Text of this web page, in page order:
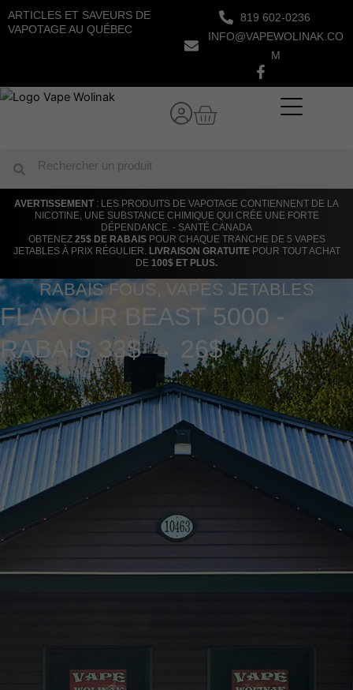
Aller
au
ARTICLES ET SAVEURS DE
VAPOTAGE AU QUÉBEC
819 602-0236
INFO@VAPEWOLINAK.CO
M
Panier
Rechercher
AVERTISSEMENT : LES PRODUITS DE VAPOTAGE CONTIENNENT DE LA
NICOTINE, UNE SUBSTANCE CHIMIQUE QUI CRÉE UNE FORTE
DÉPENDANCE. - SANTÉ CANADA
OBTENEZ 25$ DE RABAISPOUR CHAQUE TRANCHE DE 5 VAPES
JETABLES À PRIX RÉGULIER. LIVRAISON GRATUITEPOUR TOUT ACHAT
DE 100$ ET PLUS.
RABAIS FOUS, VAPES JETABLES
FLAVOUR BEAST 5000 -
RABAIS 33$ → 26$